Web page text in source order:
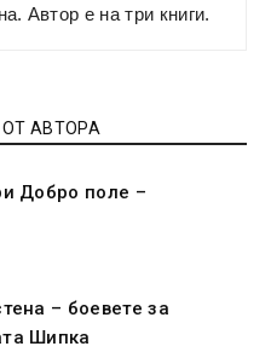
Автор е на три книги.
АВТОРА
Добро поле –
– боевете за
Шипка